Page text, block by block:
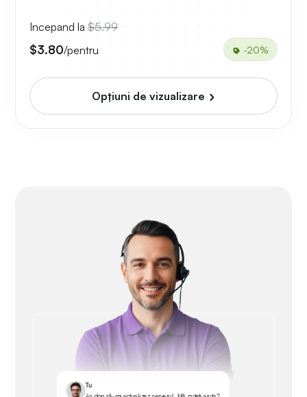
Incepand la $5.99
$3.80/pentru -20%
Opțiuni de vizualizare
Tu